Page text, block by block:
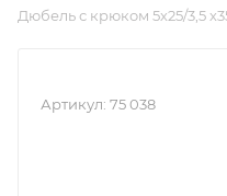
Дюбель с крюком 5х25/3,5
Артикул: 75 038